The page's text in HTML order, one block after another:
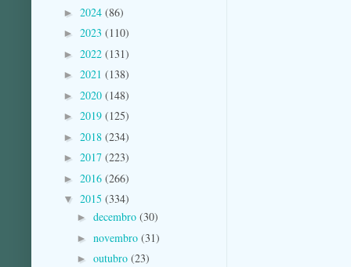
► 2024 (86)
► 2023 (110)
► 2022 (131)
► 2021 (138)
► 2020 (148)
► 2019 (125)
► 2018 (234)
► 2017 (223)
► 2016 (266)
▼ 2015 (334)
► decembro (30)
► novembro (31)
► outubro (23)